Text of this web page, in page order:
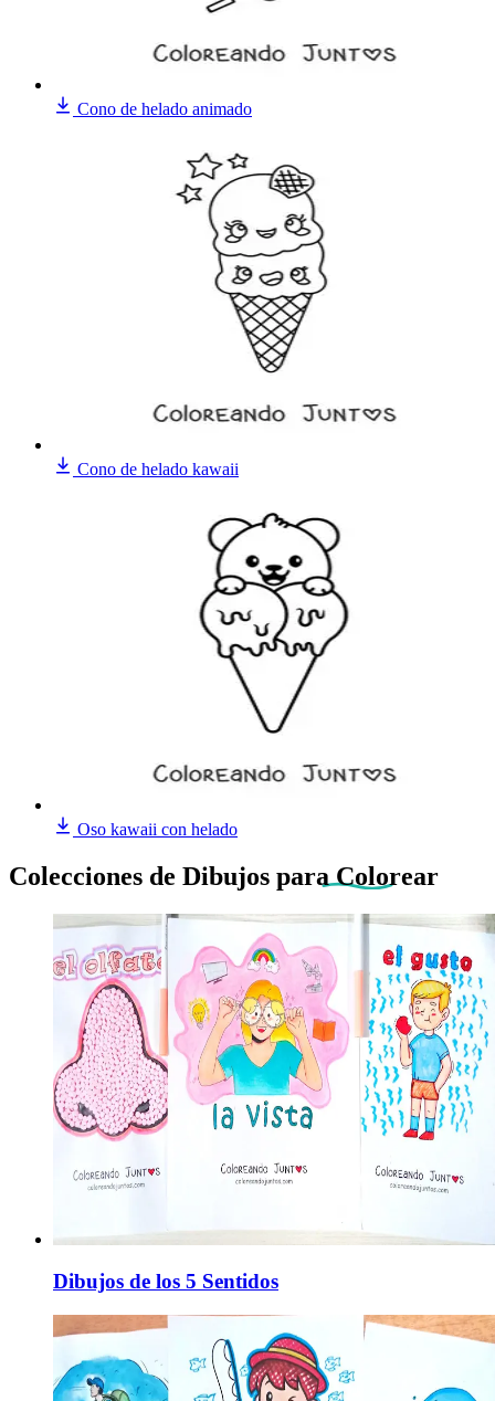
Cono de helado animado
Cono de helado kawaii
Oso kawaii con helado
Colecciones de Dibujos para Colorear
Dibujos de los 5 Sentidos